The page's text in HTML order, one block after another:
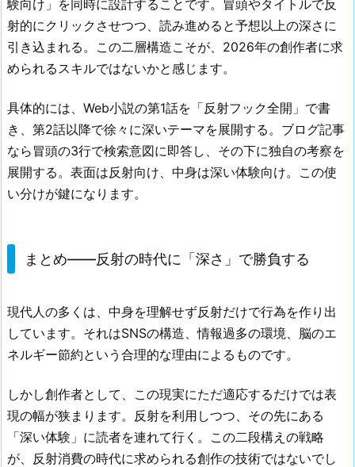
験向け」を同時に設計することです。冒頭やタイトルで反
射的にクリックさせつつ、読み進めると予想以上の深さに
引き込まれる。この二層構造こそが、2026年の創作者に求
められるスキルではないかと感じます。
具体的には、Web小説の第1話を「反射フック全開」で書
き、第2話以降で徐々に深いテーマを展開する。ブログ記事
なら冒頭の3行で検索意図に即答し、その下に独自の考察を
展開する。表面は反射向け、中身は深い体験向け。この使
い分けが鍵になります。
まとめ——反射の時代に「深さ」で勝負する
現代人の多くは、中身を理解せず反射だけで行為を作り出
しています。それはSNSの構造、情報過多の環境、脳のエ
ネルギー節約という合理的な理由によるものです。
しかし創作者として、この現実にただ適応するだけでは表
現の幅が狭まります。反射を利用しつつ、その先にある
「深い体験」に読者を連れて行く。この二段構えの戦略
が、反射消費の時代に求められる創作の技術ではないでし